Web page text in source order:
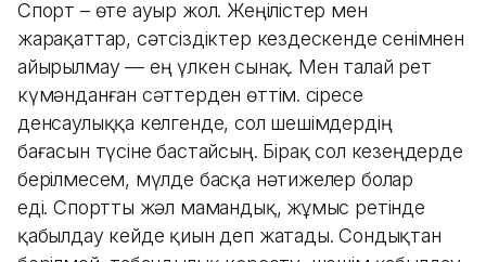
Спорт – өте ауыр жол. Жеңілістер мен
жарақаттар, сәтсіздіктер кездескенде сенімнен
айырылмау — ең үлкен сынақ. Мен талай рет
күмәнданған сәттерден өттім. Әсіресе
денсаулыққа келгенде, сол шешімдердің
бағасын түсіне бастайсың. Бірақ сол кезеңдерде
берілмесем, мүлде басқа нәтижелер болар
еді. Спортты жәл мамандық, жұмыс ретінде
қабылдау кейде қиын деп жатады. Сондықтан